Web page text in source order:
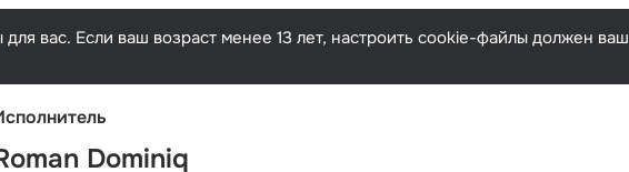
Русский
вас. Если ваш возраст менее 13 лет, настроить cookie-файлы должен ваш
Dominiq